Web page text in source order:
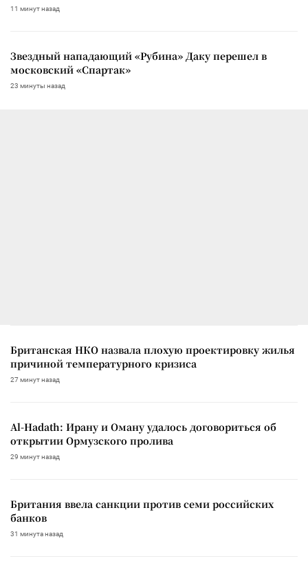
11 минут назад
Звездный нападающий «Рубина» Даку перешел в
московский «Спартак»
23 минуты назад
Британская НКО назвала плохую проектировку жилья
причиной температурного кризиса
27 минут назад
Al-Hadath: Ирану и Оману удалось договориться об
открытии Ормузского пролива
29 минут назад
Британия ввела санкции против семи российских
банков
31 минута назад